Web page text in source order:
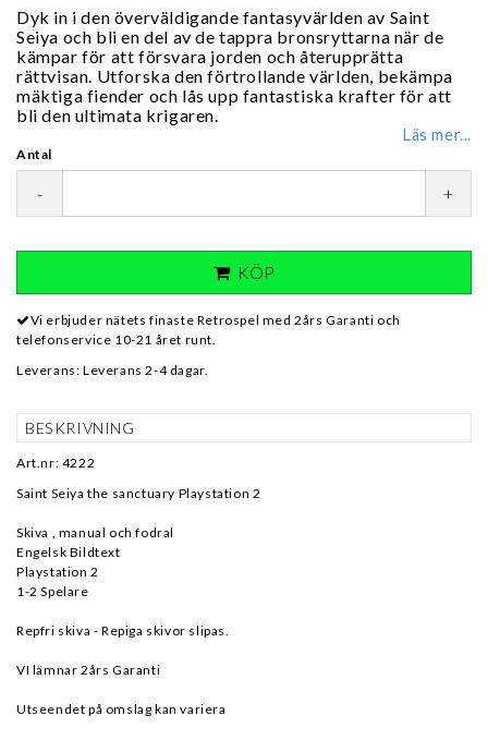
Dyk in i den överväldigande fantasyvärlden av Saint
Seiya och bli en del av de tappra bronsryttarna när de
kämpar för att försvara jorden och återupprätta
rättvisan. Utforska den förtrollande världen, bekämpa
mäktiga fiender och lås upp fantastiska krafter för att
bli den ultimata krigaren.
Läs mer...
Antal
- +
KÖP
Vi erbjuder nätets finaste Retrospel med 2års Garanti och
telefonservice 10-21 året runt.
Leverans: Leverans 2-4 dagar.
BESKRIVNING
Art.nr: 4222
Saint Seiya the sanctuary Playstation 2
Skiva , manual och fodral
Engelsk Bildtext
Playstation 2
1-2 Spelare
Repfri skiva - Repiga skivor slipas.
VI lämnar 2års Garanti
Utseendet på omslag kan variera